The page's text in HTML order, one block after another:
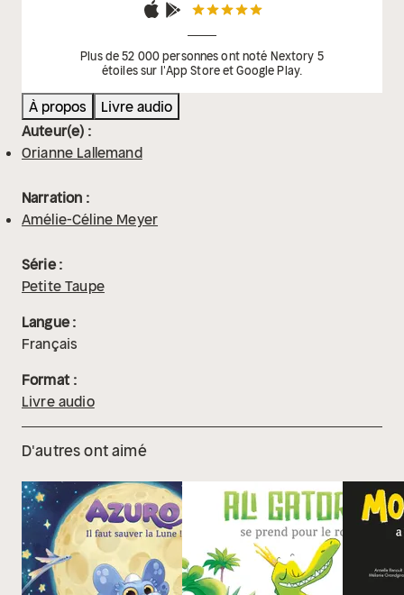
Plus de 52 000 personnes ont noté Nextory 5
étoiles sur l'App Store et Google Play.
À propos
Livre audio
Auteur(e) :
Orianne Lallemand
Narration :
Amélie-Céline Meyer
Série :
Petite Taupe
Langue :
Français
Format :
Livre audio
D'autres ont aimé